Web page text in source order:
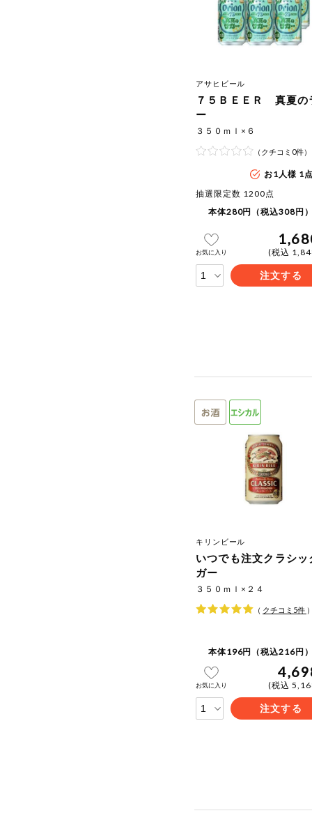
アサヒビール
７５ＢＥＥＲ 真夏の
ー
３５０ｍｌ×６
（クチコミ0件）
お1人様 1
抽選限定数 1200点
本体280円（税込308円
お気に入り (税込
注文する
キリンビール
いつでも注文クラシッ
ガー
３５０ｍｌ×２４
（ クチコミ 5件
本体196円（税込216円
お気に入り (税込
注文する